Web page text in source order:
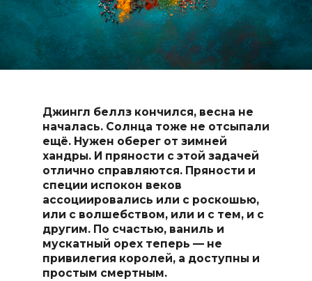
Джингл беллз кончился, весна не
началась. Солнца тоже не отсыпали
ещё. Нужен оберег от зимней
хандры. И пряности с этой задачей
отлично справляются. Пряности и
специи испокон веков
ассоциировались или с роскошью,
или с волшебством, или и с тем, и с
другим. По счастью, ваниль и
мускатный орех теперь — не
привилегия королей, а доступны и
простым смертным.